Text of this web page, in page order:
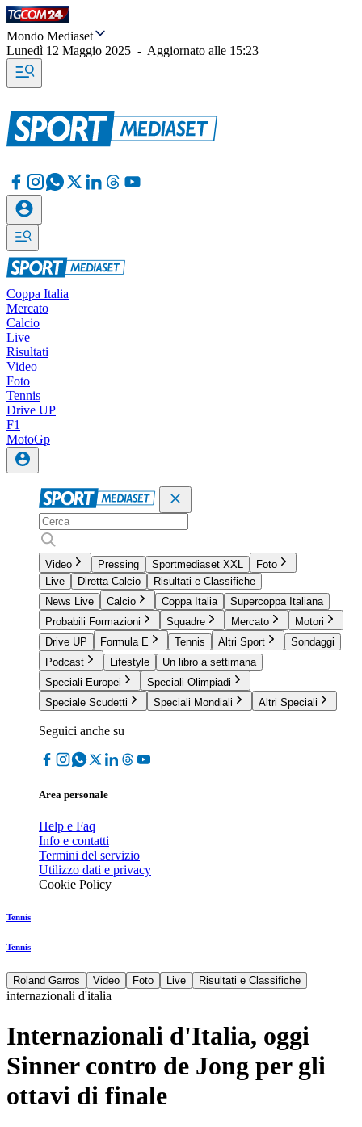
Mondo Mediaset
Lunedì 12 Maggio 2025 - Aggiornato alle 15:23
Coppa Italia
Mercato
Calcio
Live
Risultati
Video
Foto
Tennis
Drive UP
F1
MotoGp
Video Pressing Sportmediaset XXL
Foto
Live
Diretta Calcio
Risultati e Classifiche
News Live
Calcio Coppa Italia
Supercoppa Italiana
Probabili Formazioni
Squadre Mercato
Motori
Drive UP
Formula E Tennis Altri Sport
Sondaggi
Podcast
Lifestyle
Un libro a settimana
Speciali Europei
Speciali Olimpiadi
Speciale Scudetti
Speciali Mondiali Altri Speciali
Seguici anche su
Area personale
Help e Faq
Info e contatti
Termini del servizio
Utilizzo dati e privacy
Cookie Policy
Tennis
Tennis
Roland Garros Video Foto Live Risultati e Classifiche
internazionali d'italia
Internazionali d'Italia, oggi
Sinner contro de Jong per gli
ottavi di finale